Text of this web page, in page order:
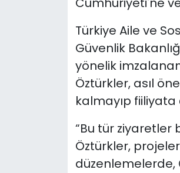
Türkiye Aile ve
Güvenlik
yönelik
Öztürkler, asıl
kalmayıp
“Bu tür ziyaretler
Öztürkler,
düzenlemelerde,